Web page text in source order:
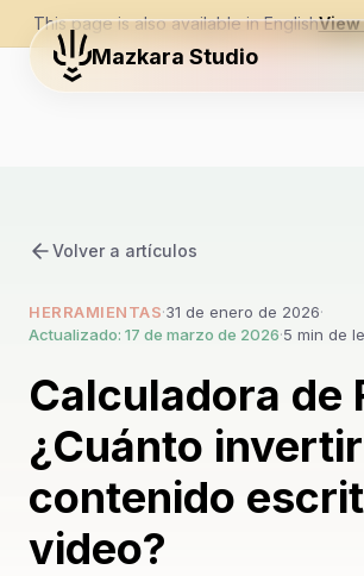
This page is also available in EnglishView
Mazkara Studio
Volver a artículos
HERRAMIENTAS·31 de enero de 2026·
Actualizado: 17 de marzo de 2026·5 min de
Calculadora de
¿Cuánto
contenido
video?